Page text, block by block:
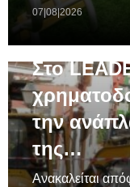
07|08|2026
Στο
την
της…
Ανακαλείται